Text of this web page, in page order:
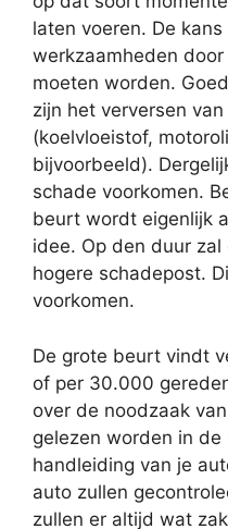
laten voeren. De
werkzaamheden
moeten worden.
zijn het verversen
(koelvloeistof,
bijvoorbeeld).
schade voorkomen.
beurt wordt eigenlijk
idee. Op den duur
hogere schadepost.
voorkomen.
De grote beurt vindt
of per 30.000
over de noodzaak
gelezen worden in de
handleiding van je
auto zullen
zullen er altijd wat